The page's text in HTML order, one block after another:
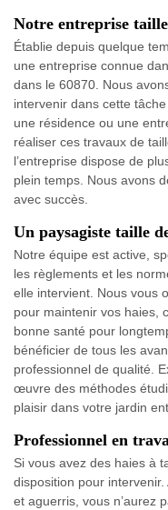
Notre entreprise
Établie depuis quelque
une entreprise connue
dans le 60870. Nous
intervenir dans cette
une résidence ou une
réaliser ces travaux de
l’entreprise dispose de
plein temps. Nous avons
avec succès.
Un paysagiste taille
Notre équipe est active,
les règlements et les
elle intervient. Nous vous
pour maintenir vos haies,
bonne santé pour
bénéficier de tous les
professionnel de qualité.
œuvre des méthodes
plaisir dans votre jardin
Professionnel en
Si vous avez des haies à
disposition pour
et aguerris, vous n’aurez